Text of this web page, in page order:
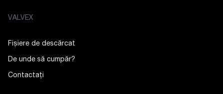
VALVEX
Fișiere de descărcat
De unde să cumpăr?
Contactaţi